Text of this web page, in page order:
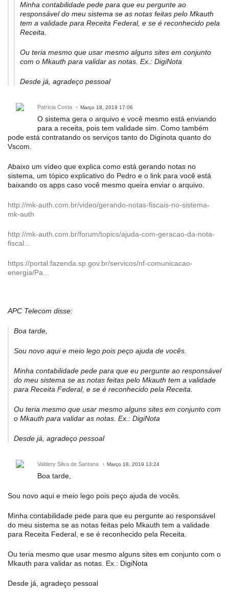
Minha contabilidade pede para que eu pergunte ao
responsável do meu sistema se as notas feitas pelo Mkauth
tem a validade para Receita Federal, e se é reconhecido pela
Receita.
Ou teria mesmo que usar mesmo alguns sites em conjunto
com o Mkauth para validar as notas. Ex.: DigiNota
Desde já, agradeço pessoal
Patricia Costa Março 18, 2019 17:06
O sistema gera o arquivo e você mesmo está enviando
para a receita, pois tem validade sim. Como também
pode está contratando os serviços tanto do Diginota quanto do
Vscom.
Abaixo um vídeo que explica como está gerando notas no
sistema, um tópico explicativo do Pedro e o link para você está
baixando os apps caso você mesmo queira enviar o arquivo.
http://mk-auth.com.br/video/gerando-notas-fiscais-no-sistema-
mk-auth
http://mk-auth.com.br/forum/topics/ajuda-com-geracao-da-nota-
fiscal...
https://portal.fazenda.sp.gov.br/servicos/nf-comunicacao-
energia/Pa...
APC Telecom disse:
Boa tarde,
Sou novo aqui e meio lego pois peço ajuda de vocês.
Minha contabilidade pede para que eu pergunte ao responsável
do meu sistema se as notas feitas pelo Mkauth tem a validade
para Receita Federal, e se é reconhecido pela Receita.
Ou teria mesmo que usar mesmo alguns sites em conjunto com
o Mkauth para validar as notas. Ex.: DigiNota
Desde já, agradeço pessoal
Valdery Silva de Santana Março 18, 2019 13:24
Boa tarde,
Sou novo aqui e meio lego pois peço ajuda de vocês.
Minha contabilidade pede para que eu pergunte ao responsável
do meu sistema se as notas feitas pelo Mkauth tem a validade
para Receita Federal, e se é reconhecido pela Receita.
Ou teria mesmo que usar mesmo alguns sites em conjunto com o
Mkauth para validar as notas. Ex.: DigiNota
Desde já, agradeço pessoal